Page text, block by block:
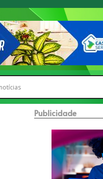
Publicidade